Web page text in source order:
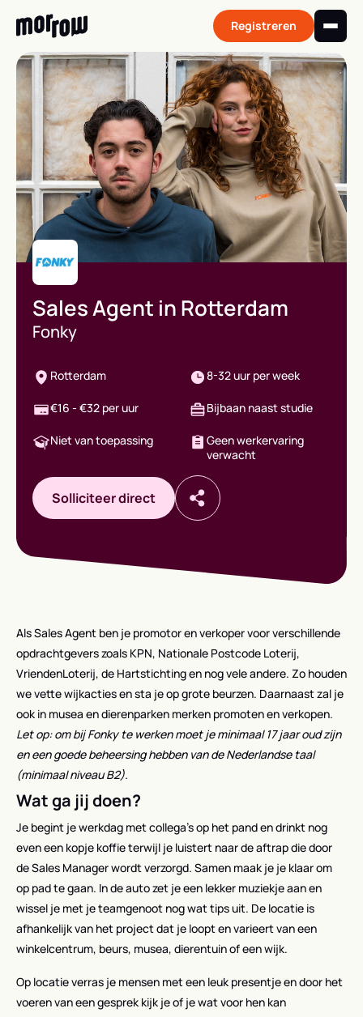
content Registreren
Sales Agent in Rotterdam
Fonky
Rotterdam
€16 - €32 per uur
Niet van toepassing
8-32 uur per week
Bijbaan naast studie
Geen werkervaring
verwacht
Solliciteer direct
Als Sales Agent ben je promotor en verkoper voor verschillende
opdrachtgevers zoals KPN, Nationale Postcode Loterij,
VriendenLoterij, de Hartstichting en nog vele andere. Zo houden
we vette wijkacties en sta je op grote beurzen. Daarnaast zal je
ook in musea en dierenparken merken promoten en verkopen.
Let op: om bij Fonky te werken moet je minimaal 17 jaar oud zijn
en een goede beheersing hebben van de Nederlandse taal
(minimaal niveau B2).
Wat ga jij doen?
Je begint je werkdag met collega’s op het pand en drinkt nog
even een kopje koffie terwijl je luistert naar de aftrap die door
de Sales Manager wordt verzorgd. Samen maak je je klaar om
op pad te gaan. In de auto zet je een lekker muziekje aan en
wissel je met je teamgenoot nog wat tips uit. De locatie is
afhankelijk van het project dat je loopt en varieert van een
winkelcentrum, beurs, musea, dierentuin of een wijk.
Op locatie verras je mensen met een leuk presentje en door het
voeren van een gesprek kijk je of je wat voor hen kan